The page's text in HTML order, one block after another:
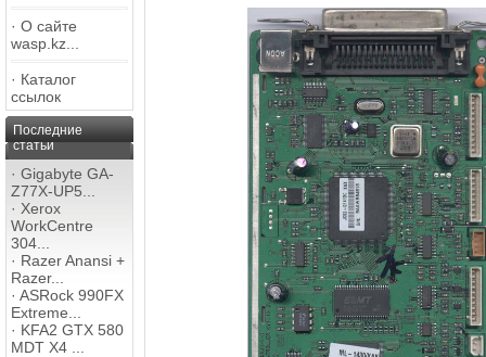
· О сайте
wasp.kz...
· Каталог
ссылок
Последние
статьи
· Gigabyte GA-
Z77X-UP5...
· Xerox
WorkCentre
304...
· Razer Anansi +
Razer...
· ASRock 990FX
Extreme...
· KFA2 GTX 580
MDT X4 ...